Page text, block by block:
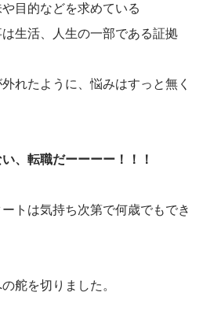
目的などを求めている
生活、人生の一部である証拠
れたように、悩みはすっと無く
、転職だーーーー！！！
トは気持ち次第で何歳でもでき
舵を切りました。